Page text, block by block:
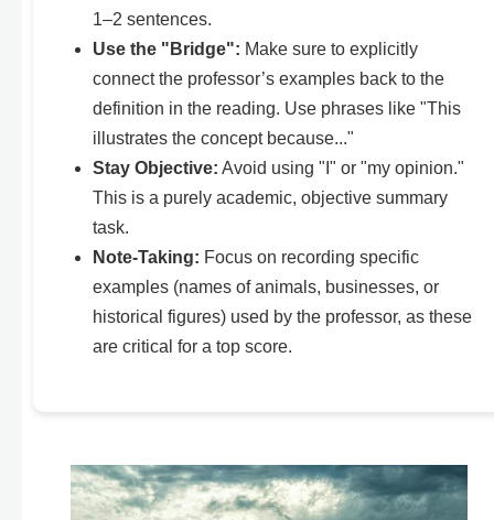
1–2 sentences.
Use the "Bridge": Make sure to explicitly
connect the professor’s examples back to the
definition in the reading. Use phrases like "This
illustrates the concept because..."
Stay Objective: Avoid using "I" or "my opinion."
This is a purely academic, objective summary
task.
Note-Taking: Focus on recording specific
examples (names of animals, businesses, or
historical figures) used by the professor, as these
are critical for a top score.